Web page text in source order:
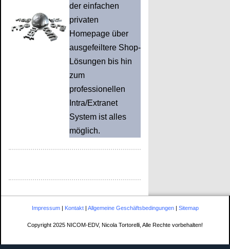
der einfachen
privaten
Homepage über
ausgefeiltere Shop-
Lösungen bis hin
zum
professionellen
Intra/Extranet
System ist alles
möglich.
Impressum| Kontakt| Allgemeine Geschäftsbedingungen | Sitemap
Copyright 2025 NICOM-EDV, Nicola Tortorelli, Alle Rechte vorbehalten!